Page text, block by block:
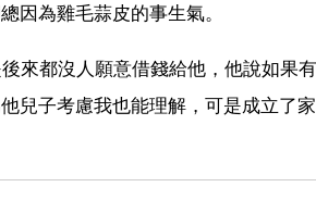
因為雞毛蒜皮的事生氣。
來都沒人願意借錢給他，他說如果
兒子考慮我也能理解，可是成立了